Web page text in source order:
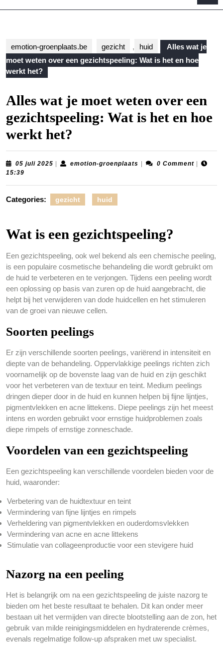
emotion-groenplaats.be gezicht , huid
Alles wat je
moet weten over een gezichtspeeling: Wat is het en hoe
werkt het?
Alles wat je moet weten over een
gezichtspeeling: Wat is het en hoe
werkt het?
05 juli 2025 05
emotion-groenplaats emotion-0 Comment
15:39
Categories: gezicht huid
Wat is een gezichtspeeling?
Een gezichtspeeling, ook wel bekend als een chemische peeling,
is een populaire cosmetische behandeling die wordt gebruikt om
de huid te verbeteren en te verjongen. Tijdens een peeling wordt
een oplossing op basis van zuren op de huid aangebracht, die
helpt bij het verwijderen van dode huidcellen en het stimuleren
van de groei van nieuwe cellen.
Soorten peelings
Er zijn verschillende soorten peelings, variërend in intensiteit en
diepte van de behandeling. Oppervlakkige peelings richten zich
voornamelijk op de bovenste laag van de huid en zijn geschikt
voor het verbeteren van de textuur en teint. Medium peelings
dringen dieper door in de huid en kunnen helpen bij fijne lijntjes,
pigmentvlekken en acne littekens. Diepe peelings zijn het meest
intens en worden gebruikt voor ernstige huidproblemen zoals
diepe rimpels of ernstige zonneschade.
Voordelen van een gezichtspeeling
Een gezichtspeeling kan verschillende voordelen bieden voor de
huid, waaronder:
Verbetering van de huidtextuur en teint
Vermindering van fijne lijntjes en rimpels
Verheldering van pigmentvlekken en ouderdomsvlekken
Vermindering van acne en acne littekens
Stimulatie van collageenproductie voor een stevigere huid
Nazorg na een peeling
Het is belangrijk om na een gezichtspeeling de juiste nazorg te
bieden om het beste resultaat te behalen. Dit kan onder meer
bestaan uit het vermijden van directe blootstelling aan de zon, het
gebruik van milde reinigingsmiddelen en hydraterende crèmes,
evenals regelmatige follow-up afspraken met uw specialist.